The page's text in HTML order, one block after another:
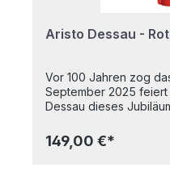
Aristo Dessau -
Vor 100 Jahren zog
September 2025 feiert
Dessau dieses
Festen. Passend dazu
Bauhaus Uhren-Modell
149,00 €*